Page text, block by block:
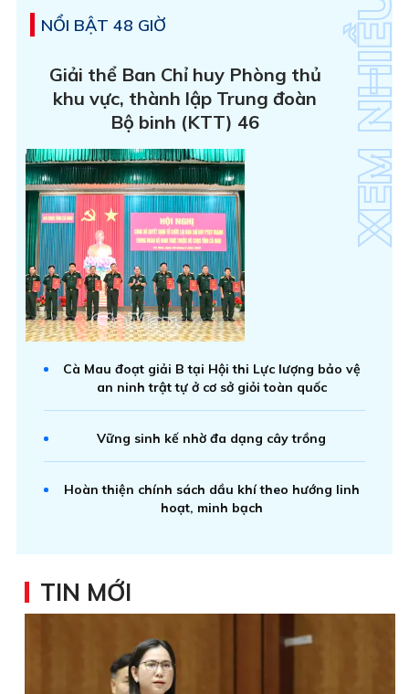
NỔI BẬT 48 GIỜ
Giải thể Ban Chỉ huy Phòng thủ
khu vực, thành lập Trung đoàn
Bộ binh (KTT) 46
Cà Mau đoạt giải B tại Hội thi Lực lượng bảo vệ
an ninh trật tự ở cơ sở giỏi toàn quốc
Vững sinh kế nhờ đa dạng cây trồng
Hoàn thiện chính sách dầu khí theo hướng linh
hoạt, minh bạch
TIN MỚI